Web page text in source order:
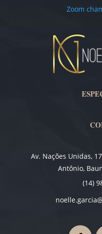
Zoom
Av. Nações Unidas,
Antônio,
(14)